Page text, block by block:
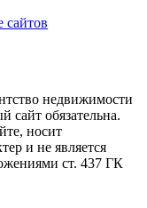
недвижимости
сайт обязательна.
носит
и не является
ст. 437 ГК